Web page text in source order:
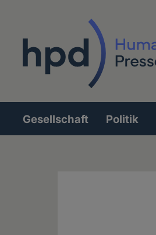
Hauptnavigation
Gesellschaft Politik